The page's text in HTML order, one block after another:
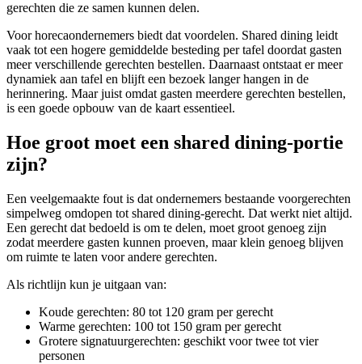
gerechten die ze samen kunnen delen.
Voor horecaondernemers biedt dat voordelen. Shared dining leidt
vaak tot een hogere gemiddelde besteding per tafel doordat gasten
meer verschillende gerechten bestellen. Daarnaast ontstaat er meer
dynamiek aan tafel en blijft een bezoek langer hangen in de
herinnering. Maar juist omdat gasten meerdere gerechten bestellen,
is een goede opbouw van de kaart essentieel.
Hoe groot moet een shared dining-portie
zijn?
Een veelgemaakte fout is dat ondernemers bestaande voorgerechten
simpelweg omdopen tot shared dining-gerecht. Dat werkt niet altijd.
Een gerecht dat bedoeld is om te delen, moet groot genoeg zijn
zodat meerdere gasten kunnen proeven, maar klein genoeg blijven
om ruimte te laten voor andere gerechten.
Als richtlijn kun je uitgaan van:
Koude gerechten: 80 tot 120 gram per gerecht
Warme gerechten: 100 tot 150 gram per gerecht
Grotere signatuurgerechten: geschikt voor twee tot vier
personen